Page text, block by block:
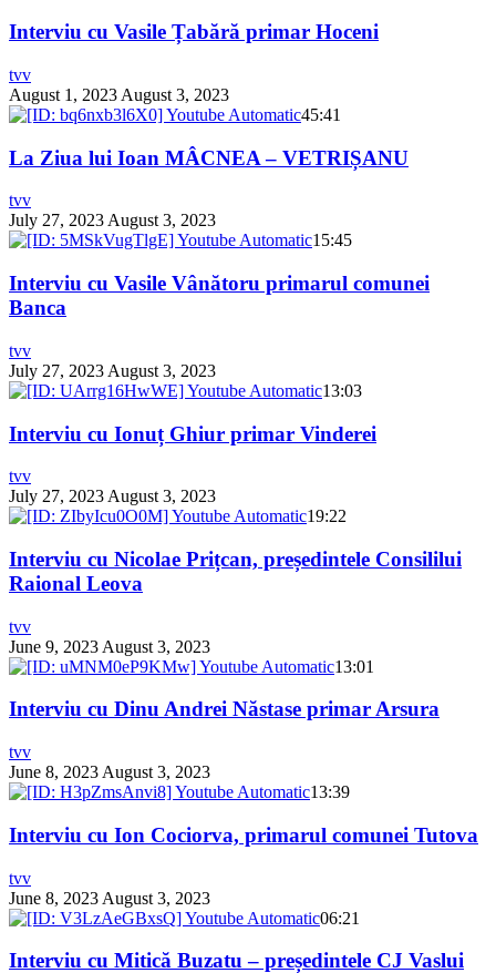
Interviu cu Vasile Țabără primar Hoceni
tvv
August 1, 2023 August 3, 2023
45:41
La Ziua lui Ioan MÂCNEA – VETRIȘANU
tvv
July 27, 2023August 3, 2023
15:45
Interviu cu Vasile Vânătoru primarul comunei
Banca
tvv
July 27, 2023 August 3, 2023
13:03
Interviu cu Ionuț Ghiur primar Vinderei
tvv
July 27, 2023 August 3, 2023
19:22
Interviu cu Nicolae Prițcan, președintele Consililui
Raional Leova
tvv
June 9, 2023 August 3, 2023
13:01
Interviu cu Dinu Andrei Năstase primar Arsura
tvv
June 8, 2023 August 3, 2023
13:39
Interviu cu Ion Cociorva, primarul comunei Tutova
tvv
June 8, 2023 August 3, 2023
06:21
Interviu cu Mitică Buzatu – președintele CJ Vaslui